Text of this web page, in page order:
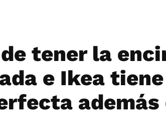
tener la
e Ikea
además